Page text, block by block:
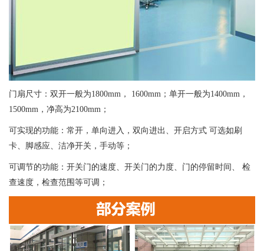
门扇尺寸：双开一般为1800mm， 1600mm；单开一般为1400mm，
1500mm，净高为2100mm；
可实现的功能：常开，单向进入，双向进出、开启方式 可选如刷
卡、脚感应、洁净开关，手动等；
可调节的功能：开关门的速度、开关门的力度、门的停留时间、 检
查速度，检查范围等可调；